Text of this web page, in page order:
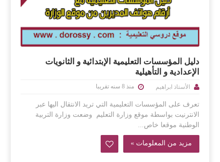
دليل المؤسسات التعليمية الإبتدائية و الثانويات
الإعدادية و التأهيلية
الأستاذ ابراهيم منذ 8 سنه تقريبا
تعرف على المؤسسات التعليمية التي تريد الانتقال اليها عبر
الانترنيت بواسطة موقع وزارة التعليم وضعت وزارة التربية
الوطنية موقعا خاص...
مزيد من المعلومات »